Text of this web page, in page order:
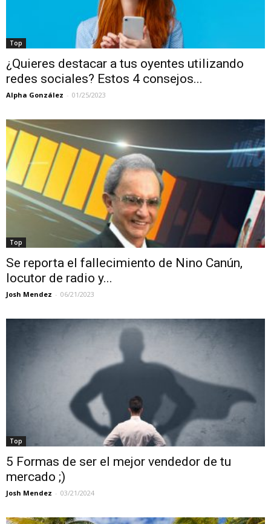
Top
¿Quieres destacar a tus oyentes utilizando
redes sociales? Estos 4 consejos...
Alpha González - 01/25/2023
Top
Se reporta el fallecimiento de Nino Canún,
locutor de radio y...
Josh Mendez - 06/21/2023
Top
5 Formas de ser el mejor vendedor de tu
mercado ;)
Josh Mendez - 03/21/2024